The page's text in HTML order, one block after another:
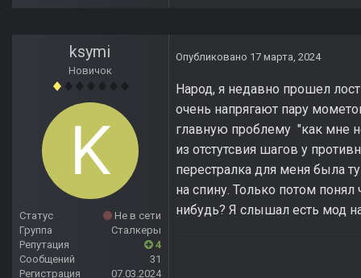
ksymi
Новичок
Статус
Не в сети
Группа
Сталкеры
Репутация
4
Сообщений
31
Регистрация
07.03.2024
Опубликовано 17 марта, 2024
Народ, я недавно прошел
очень напрягают пару
главную проблему "как мне
из отстутсвия шагов у
перестралка для меня была
на спину. Только потом понял
нибудь? Я слышал есть мод